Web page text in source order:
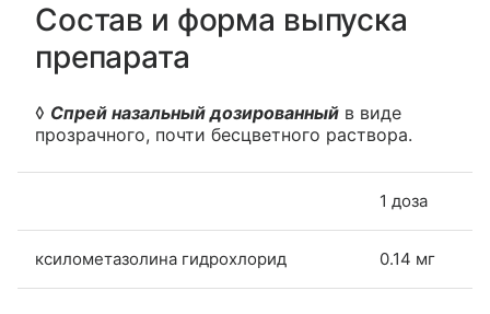
Состав и форма выпуска
препарата
◊ Спрей назальный дозированный в виде
прозрачного, почти бесцветного раствора.
1 доза
ксилометазолина гидрохлорид 0.14 мг